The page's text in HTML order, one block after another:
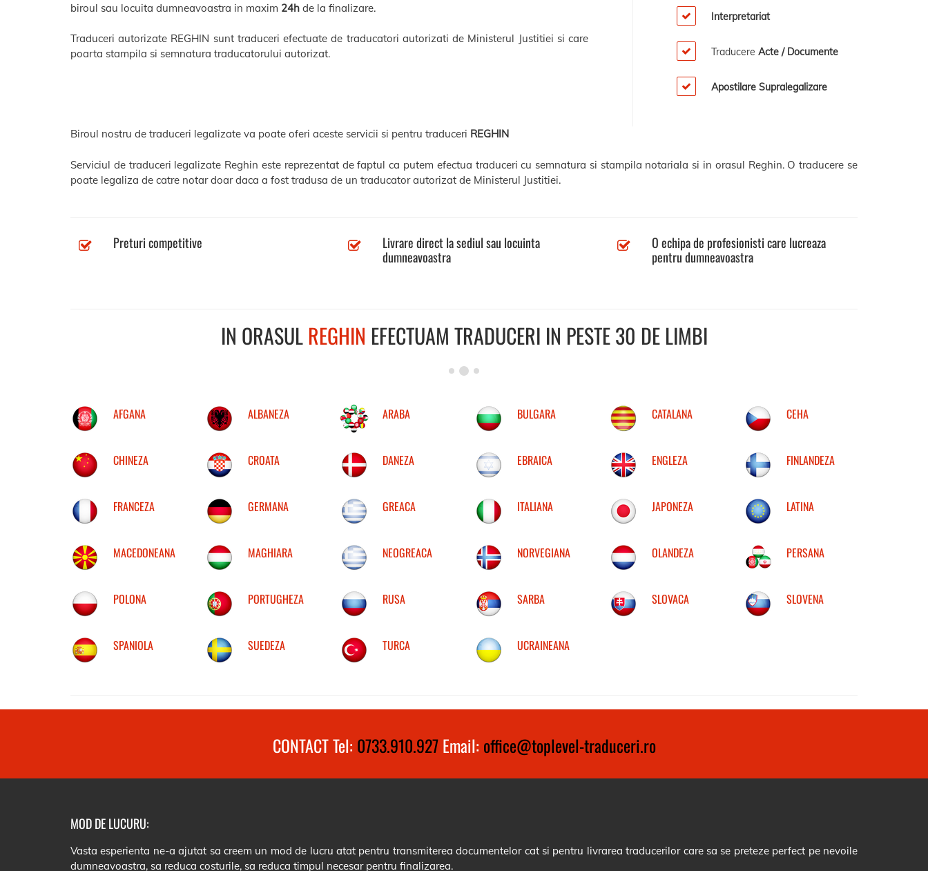
biroul sau locuita dumneavoastra in maxim 24h de la finalizare.
Traduceri autorizate REGHIN sunt traduceri efectuate de traducatori autorizati de Ministerul Justitiei si care
poarta stampila si semnatura traducatorului autorizat.
Interpretariat
Traducere Acte / Documente
Apostilare Supralegalizare
Biroul nostru de traduceri legalizate va poate oferi aceste servicii si pentru traduceri REGHIN
Serviciul de traduceri legalizate Reghin este reprezentat de faptul ca putem efectua traduceri cu semnatura si stampila notariala si in orasul Reghin. O traducere se
poate legaliza de catre notar doar daca a fost tradusa de un traducator autorizat de Ministerul Justitiei.
Preturi competitive
Livrare direct la sediul sau locuinta
dumneavoastra
O echipa de profesionisti care lucreaza
pentru dumneavoastra
IN ORASULREGHIN EFECTUAM TRADUCERI IN PESTE 30 DE LIMBI
AFGANA ALBANEZA ARABA BULGARA CATALANA CEHA
CHINEZA CROATA DANEZA EBRAICA ENGLEZA FINLANDEZA
FRANCEZA GERMANA GREACA ITALIANA JAPONEZA LATINA
MACEDONEANA MAGHIARA NEOGREACA NORVEGIANA OLANDEZA PERSANA
POLONA PORTUGHEZA RUSA SARBA SLOVACA SLOVENA
SPANIOLA SUEDEZA TURCA UCRAINEANA
CONTACT Tel: 0733.910.927Email: office@toplevel-traduceri.ro
MOD DE LUCURU:
Vasta esperienta ne-a ajutat sa creem un mod de lucru atat pentru transmiterea documentelor cat si pentru livrarea traducerilor care sa se preteze perfect pe nevoile
dumneavoastra, sa reduca costurile, sa reduca timpul necesar pentru finalizarea.